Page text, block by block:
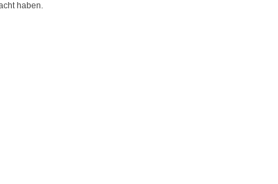
haben.